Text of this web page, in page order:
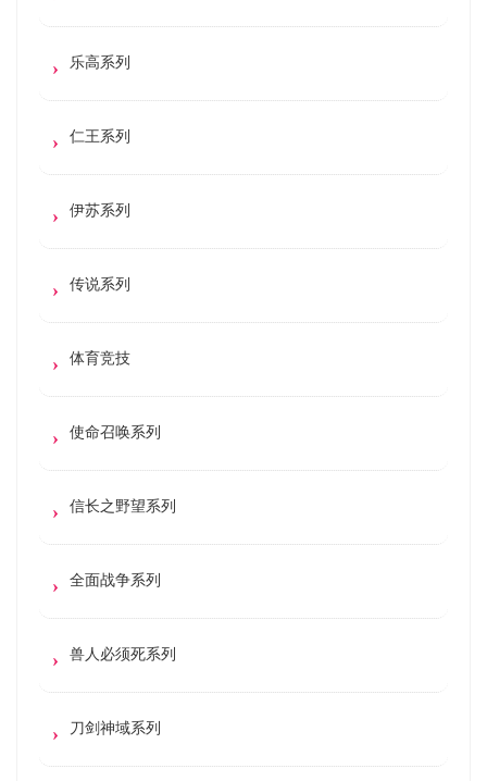
乐高系列
仁王系列
伊苏系列
传说系列
体育竞技
使命召唤系列
信长之野望系列
全面战争系列
兽人必须死系列
刀剑神域系列